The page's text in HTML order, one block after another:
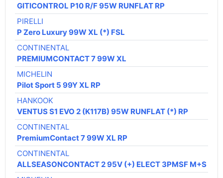
GITICONTROL P10 R/F 95W RUNFLAT RP
PIRELLI
P Zero Luxury 99W XL (*) FSL
CONTINENTAL
PREMIUMCONTACT 7 99W XL
MICHELIN
Pilot Sport 5 99Y XL RP
HANKOOK
VENTUS S1 EVO 2 (K117B) 95W RUNFLAT (*) RP
CONTINENTAL
PremiumContact 7 99W XL RP
CONTINENTAL
ALLSEASONCONTACT 2 95V (+) ELECT 3PMSF M+S